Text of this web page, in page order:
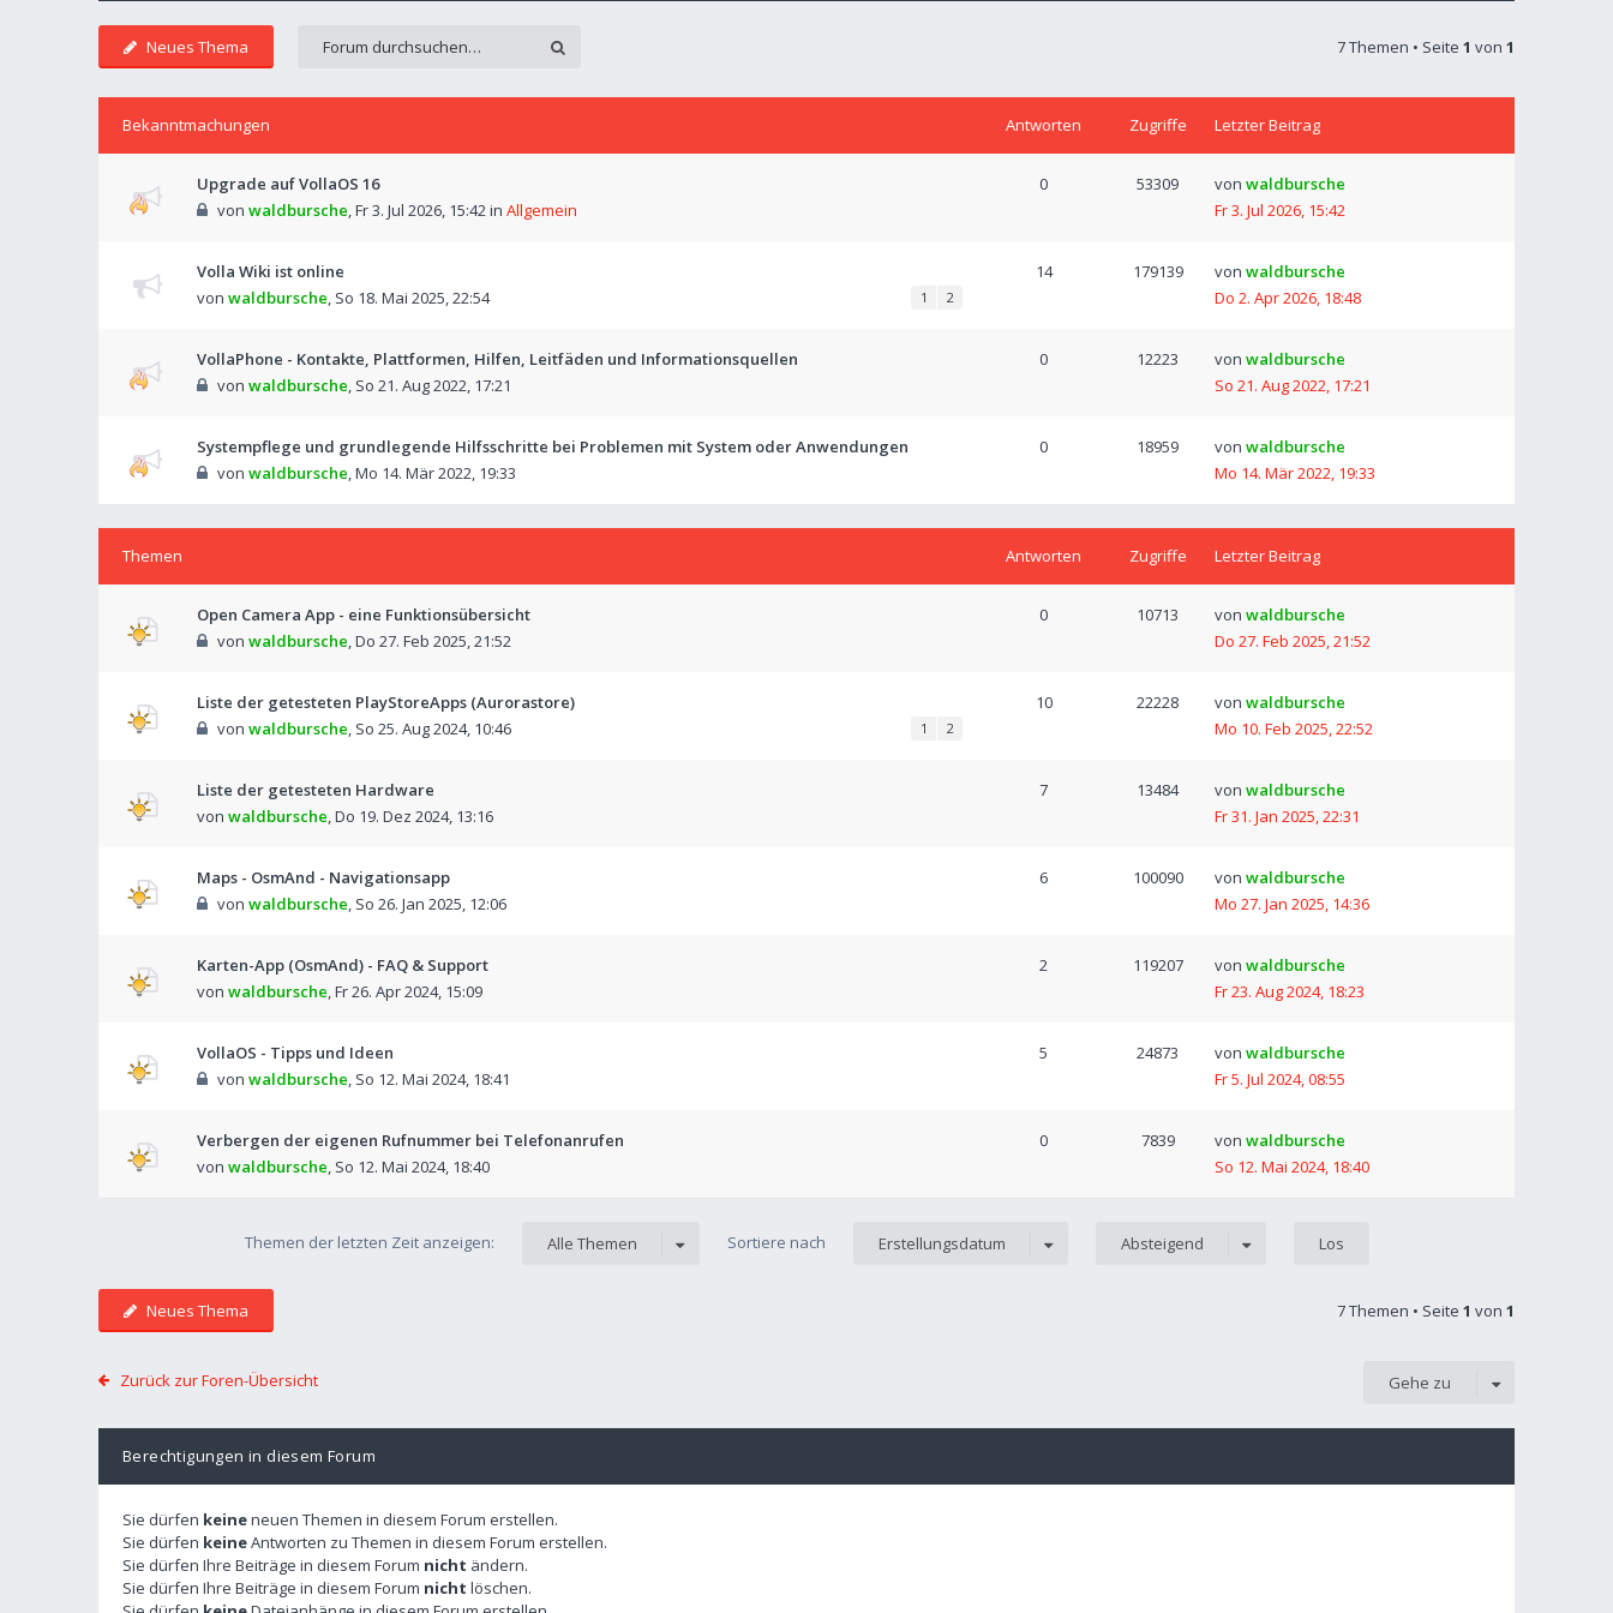
Neues Thema 7 Themen • Seite 1 von 1
Bekanntmachungen Antworten Zugriffe Letzter Beitrag
Upgrade auf VollaOS 16
von waldbursche,Fr 3. Jul 2026, 15:42in Allgemein
0 53309 von waldbursche
Fr 3. Jul 2026, 15:42
Volla Wiki ist online
von waldbursche, So 18. Mai 2025, 22:54 1 2
14 179139 von waldbursche
Do 2. Apr 2026, 18:48
VollaPhone - Kontakte, Plattformen, Hilfen, Leitfäden und Informationsquellen
von waldbursche, So 21. Aug 2022, 17:21
0 12223 von waldbursche
So 21. Aug 2022, 17:21
Systempflege und grundlegende Hilfsschritte bei Problemen mit System oder Anwendungen
von waldbursche,Mo 14. Mär 2022, 19:33
0 18959 von waldbursche
Mo 14. Mär 2022, 19:33
Themen Antworten Zugriffe Letzter Beitrag
Open Camera App - eine Funktionsübersicht
von waldbursche,Do 27. Feb 2025, 21:52
0 10713 von waldbursche
Do 27. Feb 2025, 21:52
Liste der getesteten PlayStoreApps (Aurorastore)
von waldbursche, So 25. Aug 2024, 10:46 1 2
10 22228 von waldbursche
Mo 10. Feb 2025, 22:52
Liste der getesteten Hardware
von waldbursche,Do 19. Dez 2024, 13:16
7 13484 von waldbursche
Fr 31. Jan 2025, 22:31
Maps - OsmAnd - Navigationsapp
von waldbursche, So 26. Jan 2025, 12:06
6 100090 von waldbursche
Mo 27. Jan 2025, 14:36
Karten-App (OsmAnd) - FAQ & Support
von waldbursche,Fr 26. Apr 2024, 15:09
2 119207 von waldbursche
Fr 23. Aug 2024, 18:23
VollaOS - Tipps und Ideen
von waldbursche, So 12. Mai 2024, 18:41
5 24873 von waldbursche
Fr 5. Jul 2024, 08:55
Verbergen der eigenen Rufnummer bei Telefonanrufen
von waldbursche, So 12. Mai 2024, 18:40
0 7839 von waldbursche
So 12. Mai 2024, 18:40
Themen der letzten Zeit anzeigen: Alle Themen Sortiere nach Erstellungsdatum Absteigend
Neues Thema 7 Themen • Seite 1 von 1
Zurück zur Foren-Übersicht Gehe zu
Berechtigungen in diesem Forum
Sie dürfen keineneuen Themen in diesem Forum erstellen.
Sie dürfen keineAntworten zu Themen in diesem Forum erstellen.
Sie dürfen Ihre Beiträge in diesem Forum nicht ändern.
Sie dürfen Ihre Beiträge in diesem Forum nicht löschen.